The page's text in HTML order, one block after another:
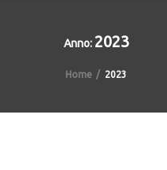
Anno:2023
Home 2023